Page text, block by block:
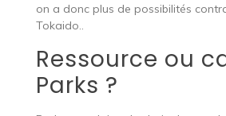
on a donc plus de possibilités
Tokaido..
Ressource ou
Parks ?